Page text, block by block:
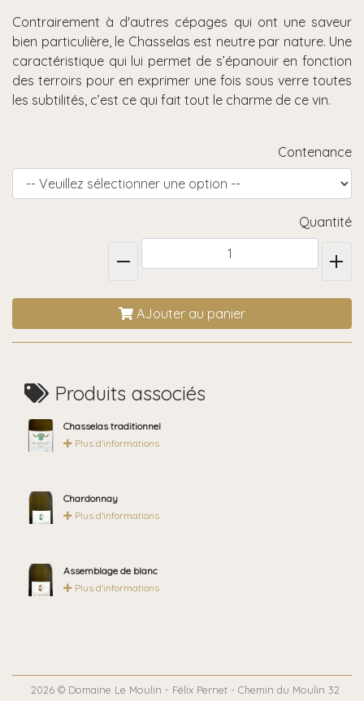
Contrairement à d'autres cépages qui ont une saveur
bien particulière, le Chasselas est neutre par nature. Une
caractéristique qui lui permet de s’épanouir en fonction
des terroirs pour en exprimer une fois sous verre toutes
les subtilités, c’est ce qui fait tout le charme de ce vin.
Contenance
Quantité
AJouter au panier
Produits associés
Chasselas traditionnel
Plus d'informations
Chardonnay
Plus d'informations
Assemblage de blanc
Plus d'informations
2026 © Domaine Le Moulin - Félix Pernet - Chemin du Moulin 32